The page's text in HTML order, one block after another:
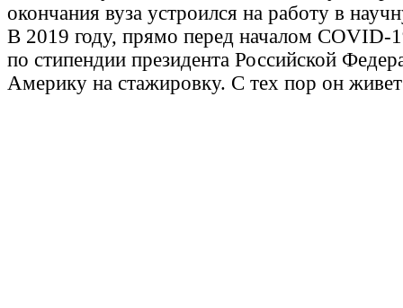
окончания вуза устроился на работу в
В 2019 году, прямо перед началом COVID-
по стипендии президента Российской
Америку на стажировку. С тех пор он живет